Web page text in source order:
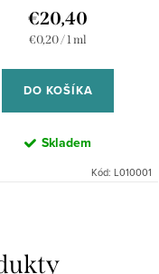
€20,40
Jednotková
€0,20 / 1 ml
DO KOŠÍKA
Skladem
Kód: L010001